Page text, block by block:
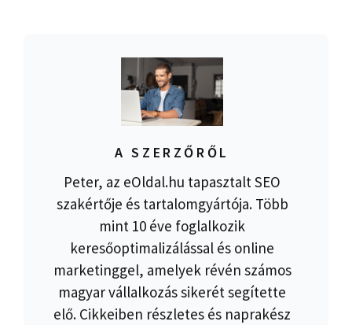
A SZERZŐRŐL
Peter, az eOldal.hu tapasztalt SEO
szakértője és tartalomgyártója. Több
mint 10 éve foglalkozik
keresőoptimalizálással és online
marketinggel, amelyek révén számos
magyar vállalkozás sikerét segítette
elő. Cikkeiben részletes és naprakész